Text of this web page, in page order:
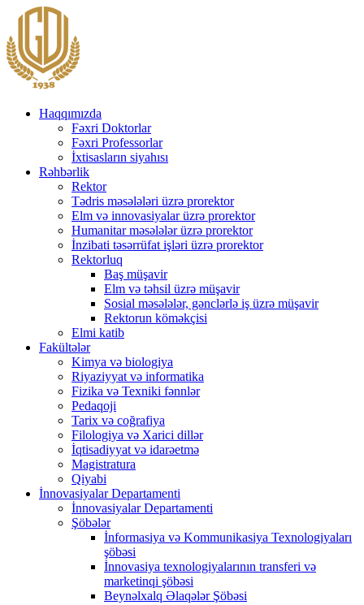
Haqqımızda
Fəxri Doktorlar
Fəxri Professorlar
İxtisasların siyahısı
Rəhbərlik
Rektor
Tədris məsələləri üzrə prorektor
Elm və innovasiyalar üzrə prorektor
Humanitar məsələlər üzrə prorektor
İnzibati təsərrüfat işləri üzrə prorektor
Rektorluq
Baş müşavir
Elm və təhsil üzrə müşavir
Sosial məsələlər, gənclərlə iş üzrə müşavir
Rektorun köməkçisi
Elmi katib
Fakültələr
Kimya və biologiya
Riyaziyyat və informatika
Fizika və Texniki fənnlər
Pedaqoji
Tarix və coğrafiya
Filologiya və Xarici dillər
İqtisadiyyat və idarəetmə
Magistratura
Qiyabi
İnnovasiyalar Departamenti
İnnovasiyalar Departamenti
Şöbələr
İnformasiya və Kommunikasiya Texnologiyaları
şöbəsi
İnnovasiya texnologiyalarının transferi və
marketinqi şöbəsi
Beynəlxalq Əlaqələr Şöbəsi